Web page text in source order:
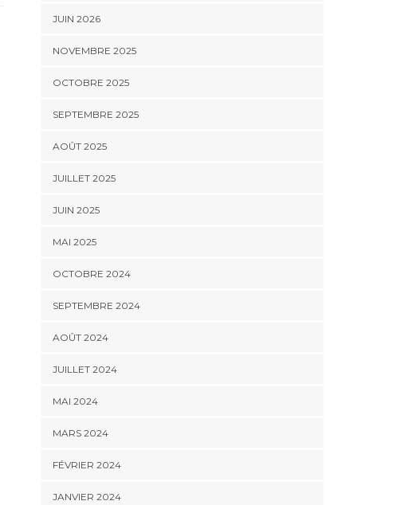
JUIN 2026
NOVEMBRE 2025
OCTOBRE 2025
SEPTEMBRE 2025
AOÛT 2025
JUILLET 2025
JUIN 2025
MAI 2025
OCTOBRE 2024
SEPTEMBRE 2024
AOÛT 2024
JUILLET 2024
MAI 2024
MARS 2024
FÉVRIER 2024
JANVIER 2024